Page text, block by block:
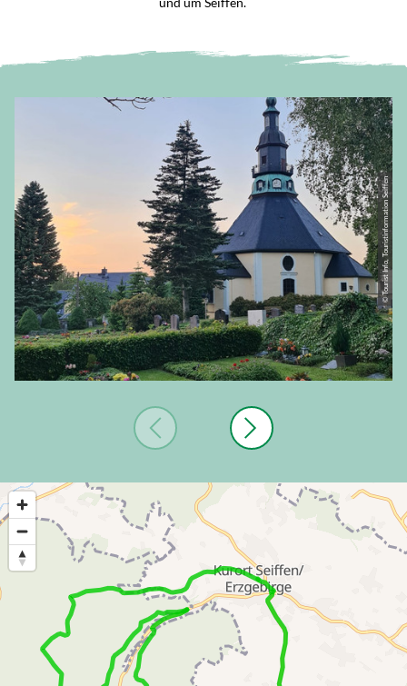
© Tourist Info, Touristinformation Seiffen